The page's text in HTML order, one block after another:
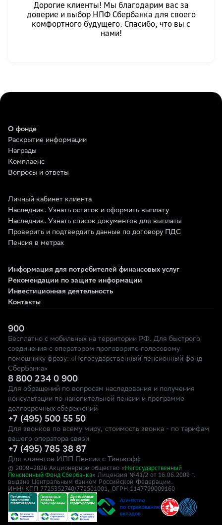
Дорогие клиенты! Мы благодарим вас за
доверие и выбор НПФ Сбербанка для своего
комфортного будущего. Спасибо, что вы с
нами!
О фонде
Раскрытие информации
Награды
Комплаенс
Вопросы и ответы
Личный кабинет клиента
Наследник. Узнать остаток и оформить выплату
Наследник. Узнать список документов для выплаты
Проверить и подтвердить данные по договору ПДС
Пенсия в метрах
Информация для потребителей финансовых услуг
Рекомендации по защите информации
Инвестиционная деятельность
Контакты
900
Бесплатно с мобильных на территории РФ. Для быстрого
соединения с оператором проговорите голосовому
помощнику фразу: «Негосударственный пенсионный фонд
СберБанка»
8 800 234 0 900
Для обращений по вопросам наследования и получения
консультации по накопительной пенсии и программе
долгосрочных сбережений
+7 (495) 500 55 50
Для звонков по всему миру, стоимость звонка - по тарифам
вашего оператора связи
+7 (495) 785 38 87
Для клиентов ИПП Пенсия с Тинькофф
© 2009–2026 Акционерное общество « Негосударственный
Пенсионный Фонд Сбербанка» Лицензия №41/2 от 16.06.2009 г.
выдана Центральным банком Российской Федерации.
ИНН/ КПП 7725352740/772501001, ОГРН 1147799009160